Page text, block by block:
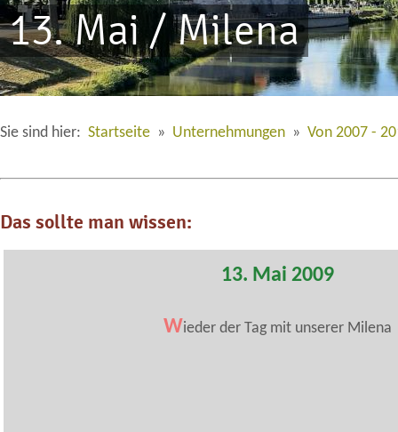
13. Mai / Milena
Sie sind hier: Startseite » Unternehmungen » Von 2007 -
Das sollte man wissen:
13. Mai 2009
Wieder der Tag mit unserer Milena